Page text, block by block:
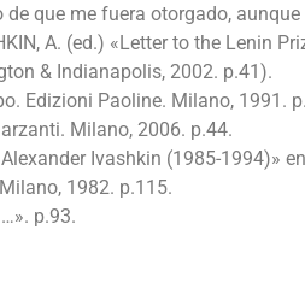
que me fuera otorgado,
A. (ed.) «Letter to the Lenin
& Indianapolis, 2002. p.41).
Edizioni Paoline. Milano, 1991.
Milano, 2006. p.44.
Ivashkin (1985-1994)»
1982. p.115.
p.93.